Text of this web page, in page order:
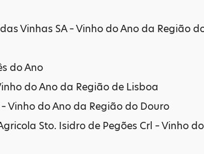
Vinhas SA – Vinho do Ano da Região
do Ano
do Ano da Região de Lisboa
do Ano da Região do Douro
Sto. Isidro de Pegões Crl – Vinho